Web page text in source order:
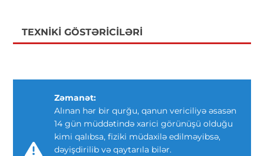
TEXNIKI GÖSTƏRICILƏRI
Zəmanət:
Alınan hər bir qurğu, qanun vericiliyə əsasən
14 gün müddətində xarici görünüşü olduğu
kimi qalıbsa, fiziki müdaxilə edilməyibsə,
dəyişdirilib və qaytarıla bilər.